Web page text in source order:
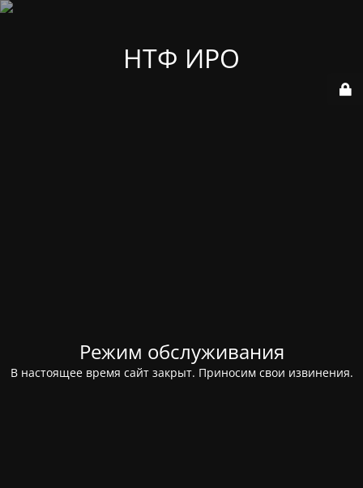
НТФ ИРО
Режим обслуживания
В настоящее время сайт закрыт. Приносим свои извинения.